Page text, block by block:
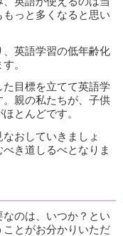
っと多くなると思い
英語学習の低年齢化
。
目標を立てて英語学
親の私たちが、子供
とんどです。
おしていきましょ
き道しるべとなりま
のは、いつか？とい
とがお分かりいただ